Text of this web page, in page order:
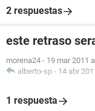
2 respuestas
este retraso
morena24 - 19 mar 2011
alberto-sp - 14 abr
1 respuesta